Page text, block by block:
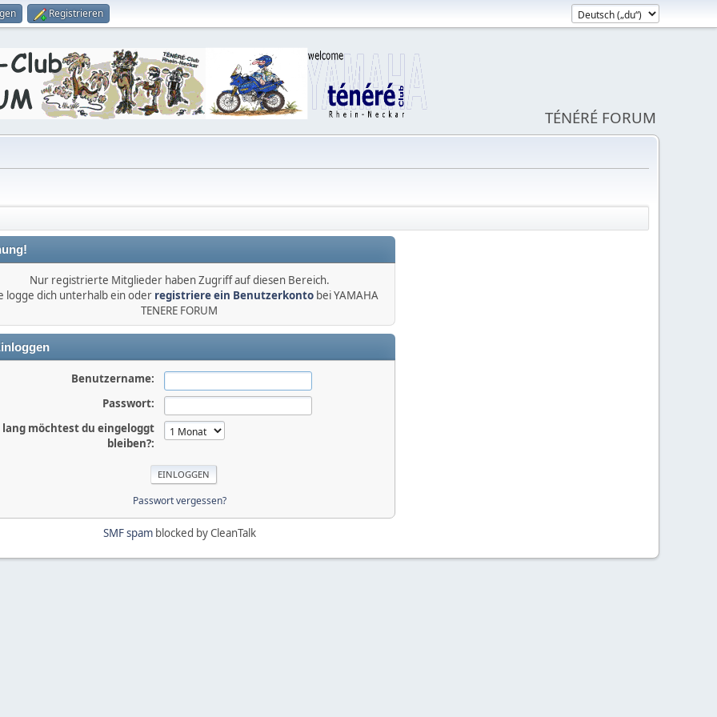
Registrieren
TÉNÉRÉ FORUM
Nur registrierte Mitglieder haben Zugriff auf diesen Bereich.
logge dich unterhalb ein oder registriere ein Benutzerkonto bei YAMAHA
TENERE FORUM
Benutzername:
Passwort:
lang möchtest du eingeloggt
bleiben?:
Passwort vergessen?
SMF spamblocked by CleanTalk